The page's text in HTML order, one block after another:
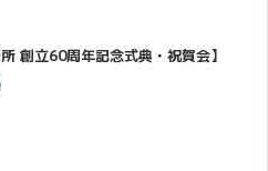
創立60周年記念式典・祝賀会】